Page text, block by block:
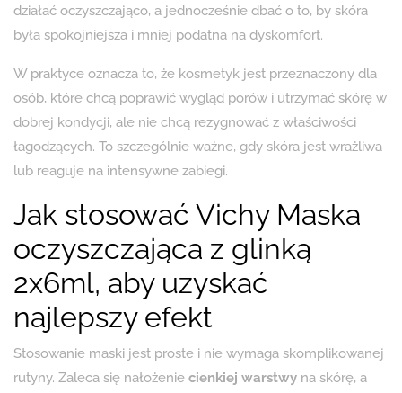
działać oczyszczająco, a jednocześnie dbać o to, by skóra
była spokojniejsza i mniej podatna na dyskomfort.
W praktyce oznacza to, że kosmetyk jest przeznaczony dla
osób, które chcą poprawić wygląd porów i utrzymać skórę w
dobrej kondycji, ale nie chcą rezygnować z właściwości
łagodzących. To szczególnie ważne, gdy skóra jest wrażliwa
lub reaguje na intensywne zabiegi.
Jak stosować Vichy Maska
oczyszczająca z glinką
2x6ml, aby uzyskać
najlepszy efekt
Stosowanie maski jest proste i nie wymaga skomplikowanej
rutyny. Zaleca się nałożenie cienkiej warstwy na skórę, a